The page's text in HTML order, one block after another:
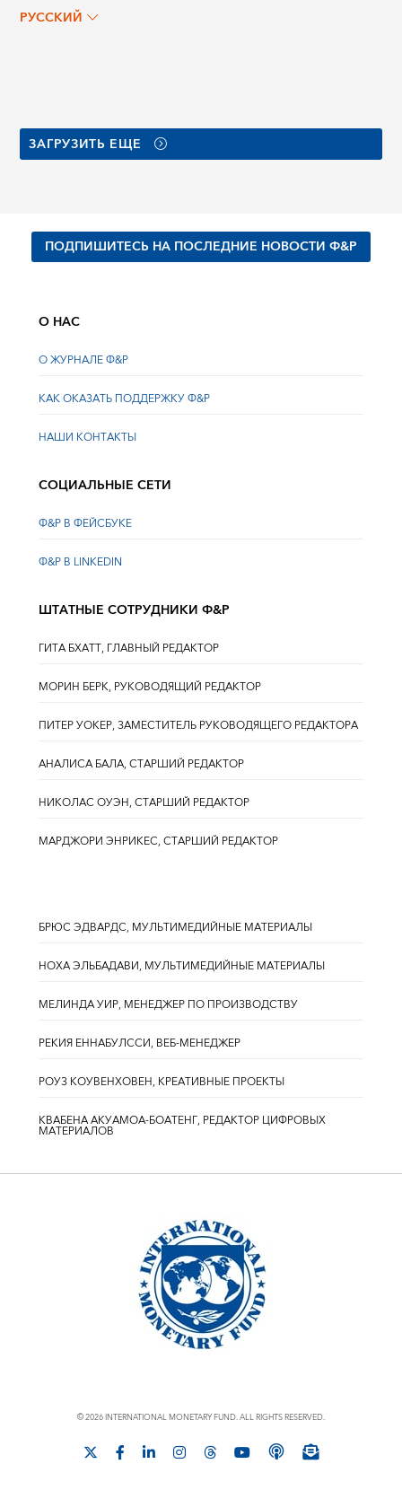
РУССКИЙ
ЗАГРУЗИТЬ ЕЩЕ
ПОДПИШИТЕСЬ НА ПОСЛЕДНИЕ НОВОСТИ Ф&Р
О НАС
О ЖУРНАЛЕ Ф&Р
КАК ОКАЗАТЬ ПОДДЕРЖКУ Ф&Р
НАШИ КОНТАКТЫ
СОЦИАЛЬНЫЕ СЕТИ
Ф&Р В ФЕЙСБУКЕ
Ф&Р В LINKEDIN
ШТАТНЫЕ СОТРУДНИКИ Ф&Р
ГИТА БХАТТ, ГЛАВНЫЙ РЕДАКТОР
МОРИН БЕРК, РУКОВОДЯЩИЙ РЕДАКТОР
ПИТЕР УОКЕР, ЗАМЕСТИТЕЛЬ РУКОВОДЯЩЕГО РЕДАКТОРА
АНАЛИСА БАЛА, СТАРШИЙ РЕДАКТОР
НИКОЛАС ОУЭН, СТАРШИЙ РЕДАКТОР
МАРДЖОРИ ЭНРИКЕС, СТАРШИЙ РЕДАКТОР
БРЮС ЭДВАРДС, МУЛЬТИМЕДИЙНЫЕ МАТЕРИАЛЫ
НОХА ЭЛЬБАДАВИ, МУЛЬТИМЕДИЙНЫЕ МАТЕРИАЛЫ
МЕЛИНДА УИР, МЕНЕДЖЕР ПО ПРОИЗВОДСТВУ
РЕКИЯ ЕННАБУЛССИ, ВЕБ-МЕНЕДЖЕР
РОУЗ КОУВЕНХОВЕН, КРЕАТИВНЫЕ ПРОЕКТЫ
КВАБЕНА АКУАМОА-БОАТЕНГ, РЕДАКТОР ЦИФРОВЫХ
МАТЕРИАЛОВ
© 2026 INTERNATIONAL MONETARY FUND. ALL RIGHTS RESERVED.